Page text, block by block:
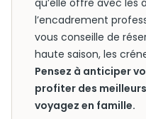
qu’elle offre avec les
l’encadrement
vous conseille de
haute saison, les
Pensez à anticiper
profiter des
voyagez en famille.